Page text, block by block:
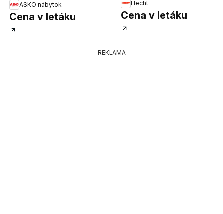
ASKO nábytok
Cena v letáku
Hecht
Cena v letáku
REKLAMA